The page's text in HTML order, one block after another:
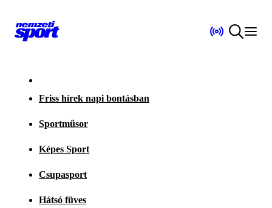
Friss hírek napi bontásban
Sportműsor
Képes Sport
Csupasport
Hátsó füves